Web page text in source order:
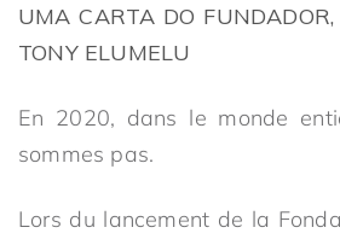
UMA CARTA DO
TONY ELUMELU
En 2020, dans le monde
sommes pas.
Lors du lancement de la